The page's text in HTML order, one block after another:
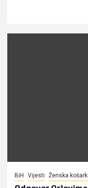
BiH Vijesti Ženska